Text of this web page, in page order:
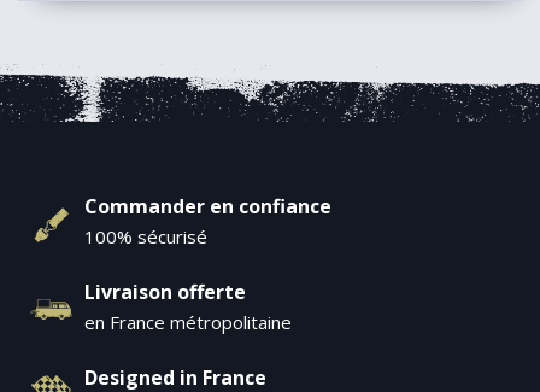
Commander en confiance
100% sécurisé
Livraison offerte
en France métropolitaine
Designed in France